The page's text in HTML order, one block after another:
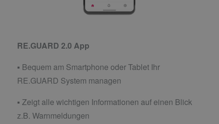
RE.GUARD 2.0 App
▪ Bequem am Smartphone oder Tablet Ihr
RE.GUARD System managen
▪ Zeigt alle wichtigen Informationen auf einen Blick
z.B. Warnmeldungen